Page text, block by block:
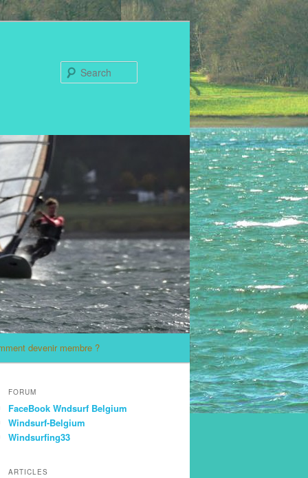
devenir membre ?
FORUM
FaceBook Wndsurf Belgium
Windsurf-Belgium
Windsurfing33
ARTICLES